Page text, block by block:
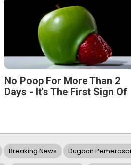
No Poop For More Than 2
Days - It's The First Sign Of
Breaking News Dugaan